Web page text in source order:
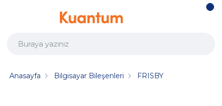
Anasayfa Bilgisayar Bileşenleri FRISBY